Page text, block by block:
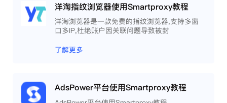
洋淘指纹浏览器使用Smartproxy教程
洋淘浏览器是一款免费的指纹浏览器,支持多窗
口多IP,杜绝账户因关联问题导致被封
了解更多
AdsPower平台使用Smartproxy教程